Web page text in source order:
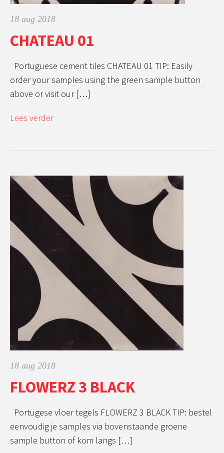
18 aug 2018
CHATEAU 01
Portuguese cement tiles CHATEAU 01 TIP: Easily
order your samples using the green sample button
above or visit our […]
Lees verder
18 aug 2018
FLOWERZ 3 BLACK
Portugese vloer tegels FLOWERZ 3 BLACK TIP: bestel
eenvoudig je samples via bovenstaande groene
sample button of kom langs […]